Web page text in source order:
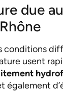
due
conditions
usent
également